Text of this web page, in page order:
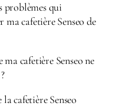
problèmes qui
cafetière Senseo de
cafetière Senseo ne
cafetière Senseo